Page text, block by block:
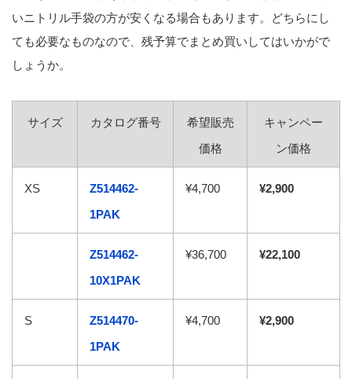
いニトリル手袋の方が安くなる場合もあります。どちらにし
ても必要なものなので、残予算でまとめ買いしてはいかがで
しょうか。
サイズ カタログ番号
希望販売
価格
キャンペー
ン価格
XS
Z514462-
1PAK
¥4,700 ¥2,900
Z514462-
10X1PAK
¥36,700 ¥22,100
S
Z514470-
1PAK
¥4,700 ¥2,900